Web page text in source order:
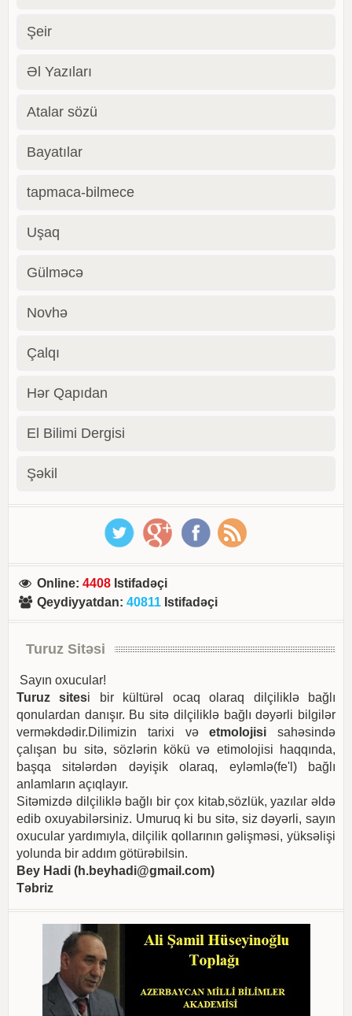
Şeir
Əl Yazıları
Atalar sözü
Bayatılar
tapmaca-bilmece
Uşaq
Gülməcə
Novhə
Çalqı
Hər Qapıdan
El Bilimi Dergisi
Şəkil
Online:4408 Istifadəçi
Qeydiyyatdan:40811 Istifadəçi
Turuz Sitəsi
Sayın oxucular!
Turuz sitesi bir kültürəl ocaq olaraq dilçiliklə bağlı
qonulardan danışır. Bu sitə dilçiliklə bağlı dəyərli bilgilər
verməkdədir.Dilimizin tarixi vəetmolojisi sahəsində
çalışan bu sitə, sözlərin kökü və etimolojisi haqqında,
başqa sitələrdən dəyişik olaraq, eyləmlə(fe'l) bağlı
anlamların açıqlayır.
Sitəmizdə dilçiliklə bağlı bir çox kitab,sözlük, yazılar əldə
edib oxuyabilərsiniz. Umuruq ki bu sitə, siz dəyərli, sayın
oxucular yardımıyla, dilçilik qollarının gəlişməsi, yüksəlişi
yolunda bir addım götürəbilsin.
Bey Hadi (h.beyhadi@gmail.com)
Təbriz